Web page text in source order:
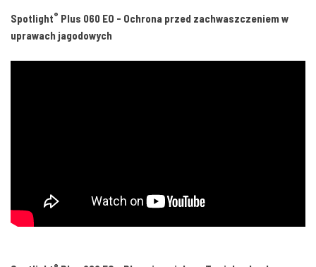
Spotlight® Plus 060 EO - Ochrona przed zachwaszczeniem w
uprawach jagodowych